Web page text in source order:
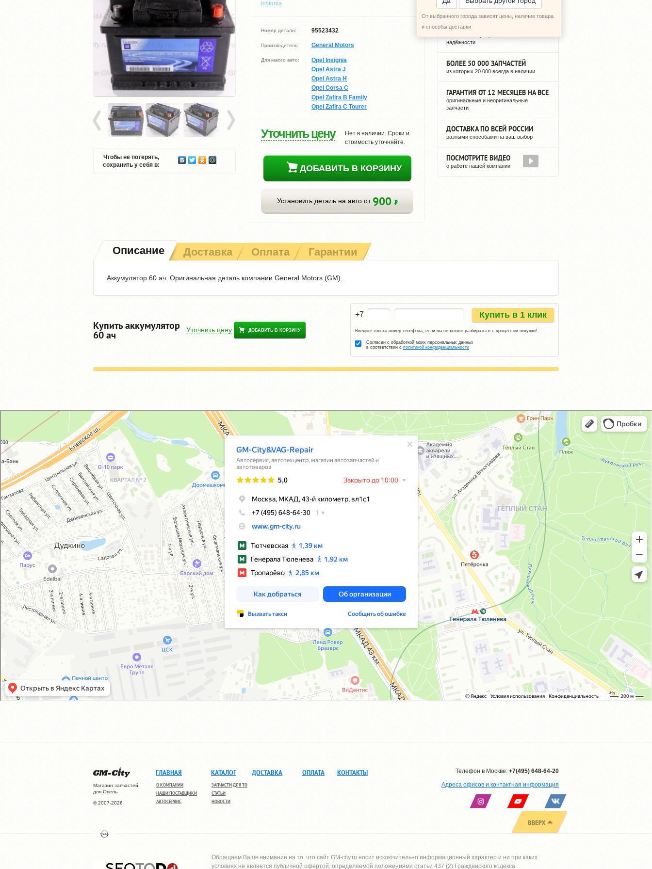
Insignia
Чтобы не потерять,
сохранить у себя в:
Номер детали: 95523432
Производитель: General Motors
Для какого авто:
Opel Insignia
Opel Astra J
Opel Astra H
Opel Corsa C
Opel Zafira B Family
Opel Zafira C Tourer
Уточнить цену
Нет в наличии. Сроки и
стоимость уточняйте.
ДОБАВИТЬ В КОРЗИНУ
Установить деталь на авто от 900
От выбранного города зависят цены, наличие товара
и способы доставки12 ЛЕТ РЕГУЛЯРНЫХ ПОСТАВОК
надёжности
БОЛЕЕ 50 000 ЗАПЧАСТЕЙ
из которых 20 000 всегда в наличии
ГАРАНТИЯ ОТ 12 МЕСЯЦЕВ НА ВСЕ
оригинальные и неоригинальные
запчасти
ДОСТАВКА ПО ВСЕЙ РОССИИ
разными способами на ваш выбор
ПОСМОТРИТЕ ВИДЕО
о работе нашей компании
Описание Доставка Оплата Гарантии
Аккумулятор 60 ач. Оригинальная деталь компании General Motors (GM).
Купить аккумулятор
60 ач Уточнить цену ДОБАВИТЬ В КОРЗИНУ
+7 Купить в 1 клик
Введите только номер телефона, если вы не хотите разбираться с процессом покупки!
Согласен с обработкой моих персональных данных
в соответствии с политикой конфиденциальности
GM-City&VAG-Repair
Автосервис, автотехцентр в Москве
Магазин автозапчастей и автотоваров в Москве
Магазин запчастей
для Опель
© 2007-2026
ГЛАВНАЯ
О КОМПАНИИ
НАШИ ПОСТАВЩИКИ
АВТОСЕРВИС
КАТАЛОГ
ЗАПЧАСТИ ДЛЯ ТО
СТАТЬИ
НОВОСТИ
ДОСТАВКА ОПЛАТА КОНТАКТЫ Телефон в Москве: +7(495) 648-64-20
Адреса офисов и контактная информация
Обращаем Ваше внимание на то, что сайт GM-city.ru носит исключительно информационный характер и ни при каких
условиях не является публичной офертой, определяемой положениями статьи 437 (2) Гражданского кодекса